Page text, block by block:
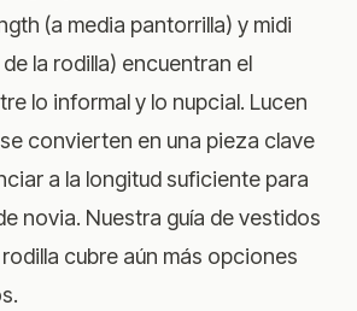
(a media pantorrilla) y midi
la rodilla) encuentran el
lo informal y lo nupcial. Lucen
convierten en una pieza clave
a la longitud suficiente para
novia. Nuestra guía de vestidos
cubre aún más opciones